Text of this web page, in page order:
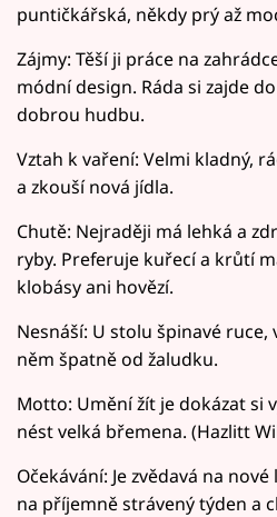
puntičkářská, někdy prý až
Zájmy: Těší ji práce na
módní design. Ráda si zajde
dobrou hudbu.
Vztah k vaření: Velmi kladný,
a zkouší nová jídla.
Chutě: Nejraději má lehká a
ryby. Preferuje kuřecí a krůtí
klobásy ani hovězí.
Nesnáší: U stolu špinavé ruce,
něm špatně od žaludku.
Motto: Umění žít je dokázat si
nést velká břemena. (Hazlitt
Očekávání: Je zvědavá na
na příjemně strávený týden a